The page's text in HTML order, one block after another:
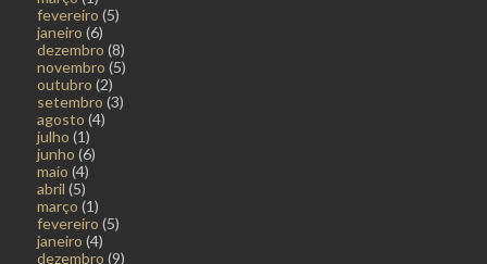
fevereiro (5)
janeiro (6)
dezembro (8)
novembro (5)
outubro (2)
setembro (3)
agosto (4)
julho (1)
junho (6)
maio (4)
abril (5)
março (1)
fevereiro (5)
janeiro (4)
dezembro (9)